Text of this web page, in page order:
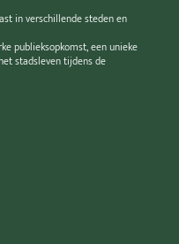
in verschillende steden en
publieksopkomst, een unieke
stadsleven tijdens de